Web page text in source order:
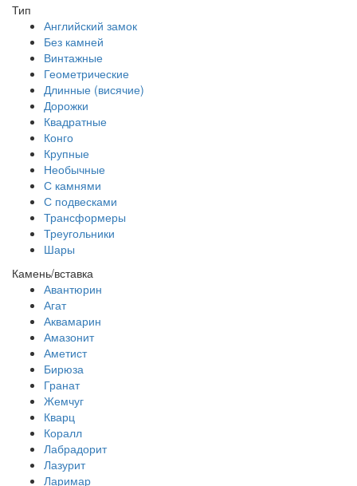
Тип
Английский замок
Без камней
Винтажные
Геометрические
Длинные (висячие)
Дорожки
Квадратные
Конго
Крупные
Необычные
С камнями
С подвесками
Трансформеры
Треугольники
Шары
Камень/вставка
Авантюрин
Агат
Аквамарин
Амазонит
Аметист
Бирюза
Гранат
Жемчуг
Кварц
Коралл
Лабрадорит
Лазурит
Ларимар